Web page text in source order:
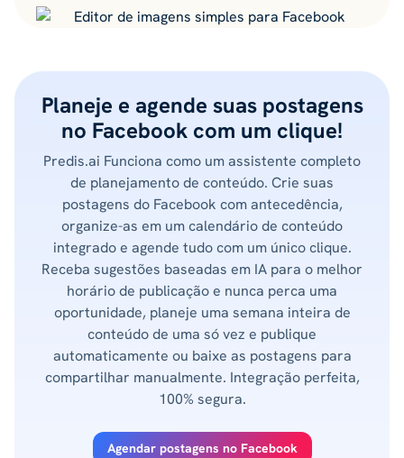
Planeje e agende suas postagens
no Facebook com um clique!
Predis.ai Funciona como um assistente completo
de planejamento de conteúdo. Crie suas
postagens do Facebook com antecedência,
organize-as em um calendário de conteúdo
integrado e agende tudo com um único clique.
Receba sugestões baseadas em IA para o melhor
horário de publicação e nunca perca uma
oportunidade, planeje uma semana inteira de
conteúdo de uma só vez e publique
automaticamente ou baixe as postagens para
compartilhar manualmente. Integração perfeita,
100% segura.
Agendar postagens no Facebook